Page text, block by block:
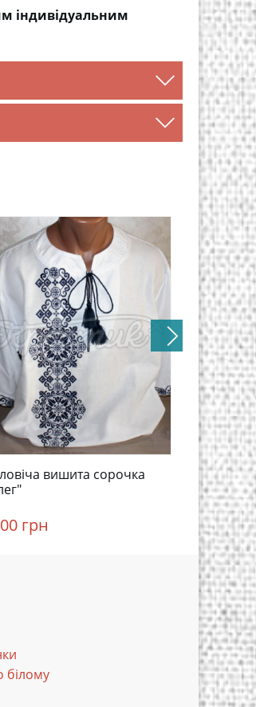
індивідуальним
вишита сорочка
грн 3330
білому